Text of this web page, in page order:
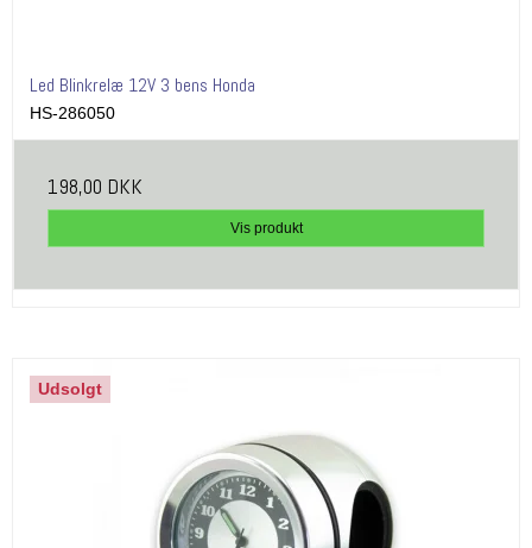
Led Blinkrelæ 12V 3 bens Honda
HS-286050
198,00 DKK
Vis produkt
Udsolgt